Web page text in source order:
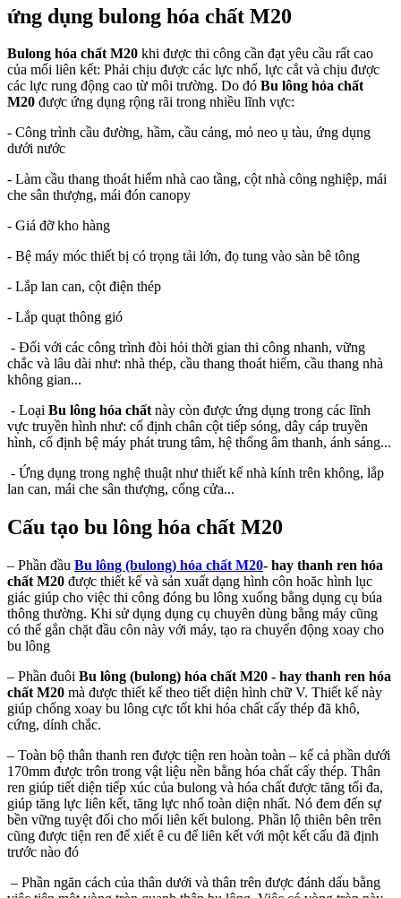
ứng dụng bulong hóa chất M20
Bulong hóa chất M20 khi được thi công cần đạt yêu cầu rất cao
của mối liên kết: Phải chịu được các lực nhổ, lực cắt và chịu được
các lực rung động cao từ môi trường. Do đó Bu lông hóa chất
M20 được ứng dụng rộng rãi trong nhiều lĩnh vực:
- Công trình cầu đường, hầm, cầu cảng, mỏ neo ụ tàu, ứng dụng
dưới nước
- Làm cầu thang thoát hiểm nhà cao tầng, cột nhà công nghiệp, mái
che sân thượng, mái đón canopy
- Giá đỡ kho hàng
- Bệ máy móc thiết bị có trọng tải lớn, đọ tung vào sàn bê tông
- Lắp lan can, cột điện thép
- Lắp quạt thông gió
- Đối với các công trình đòi hỏi thời gian thi công nhanh, vững
chắc và lâu dài như: nhà thép, cầu thang thoát hiểm, cầu thang nhà
không gian...
- Loại Bu lông hóa chấtnày còn được ứng dụng trong các lĩnh
vực truyền hình như: cố định chân cột tiếp sóng, dây cáp truyền
hình, cố định bệ máy phát trung tâm, hệ thống âm thanh, ánh sáng...
- Ứng dụng trong nghệ thuật như thiết kế nhà kính trên không, lắp
lan can, mái che sân thượng, cổng cửa...
Cấu tạo bu lông hóa chất M20
– Phần đầu Bu lông (bulong) hóa chất M20- hay thanh ren hóa
chất M20 được thiết kế và sản xuất dạng hình côn hoăc hình lục
giác giúp cho việc thi công đóng bu lông xuống bằng dụng cụ búa
thông thường. Khi sử dụng dụng cụ chuyên dùng bằng máy cũng
có thể gắn chặt đầu côn này với máy, tạo ra chuyển động xoay cho
bu lông
– Phần đuôi Bu lông (bulong) hóa chất M20 - hay thanh ren hóa
chất M20 mà được thiết kế theo tiết diện hình chữ V. Thiết kế này
giúp chống xoay bu lông cực tốt khi hóa chất cấy thép đã khô,
cứng, dính chắc.
– Toàn bộ thân thanh ren được tiện ren hoàn toàn – kể cả phần dưới
170mm được trôn trong vật liệu nền bằng hóa chất cấy thép. Thân
ren giúp tiết diện tiếp xúc của bulong và hóa chất được tăng tối đa,
giúp tăng lực liên kết, tăng lực nhổ toàn diện nhất. Nó đem đến sự
bền vững tuyệt đối cho mối liên kết bulong. Phần lộ thiên bên trên
cũng được tiện ren để xiết ê cu để liên kết với một kết cấu đã định
trước nào đó
– Phần ngăn cách của thân dưới và thân trên được đánh dấu bằng